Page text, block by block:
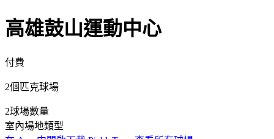
高雄鼓山運動中心
付費
2個匹克球場
2球場數量
室內場地類型